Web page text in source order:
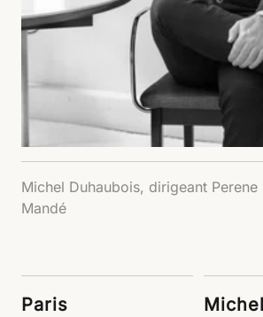
Michel Duhaubois, dirigeant Perene
Mandé
Paris